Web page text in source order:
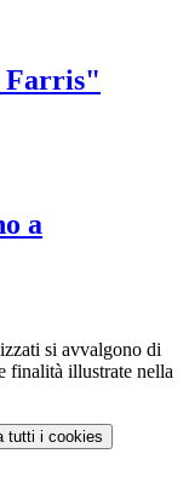
Farris"
a
si avvalgono di
finalità illustrate nella
tutti i cookies